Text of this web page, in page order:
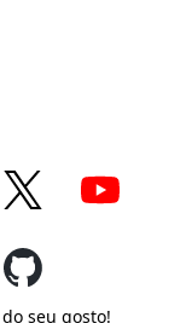
seu gosto!